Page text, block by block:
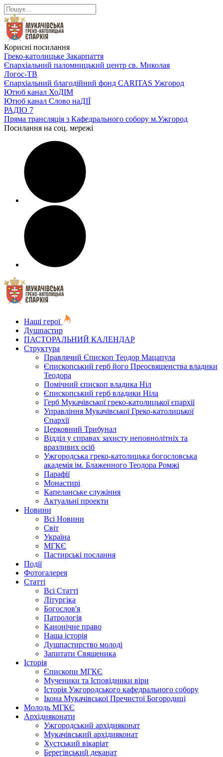
Корисні посилання
Греко-католицьке Закарпаття
Єпархіальний паломницький центр св. Миколая
Логос-ТВ
Єпархіальний благодійний фонд CARITAS Ужгород
Ютюб канал ХоДІМ
Ютюб канал Слово наДІЇ
РАДІО 7
Пряма трансляція з Кафедрального собору м.Ужгород
Посилання на соц. мережі
Наші герої
Душпастир
ПАСТОРАЛЬНИЙ КАЛЕНДАР
Структура
Правлячий Єпископ Теодор Мацапула
Єпископський герб його Преосвященства владики
Теодора
Помічний єпископ владика Ніл
Єпископський герб владики Ніла
Герб Мукачівської греко-католицької єпархії
Управління Мукачівської Греко-католицької
Єпархії
Церковний Трибунал
Відділ у справах захисту неповнолітніх та
вразливих осіб
Ужгородська греко-католицька богословська
академія ім. Блаженного Теодора Ромжі
Парафії
Монастирі
Капеланське служіння
Актуальні проекти
Новини
Всі Новини
Світ
Україна
МГКЄ
Пастирські послання
Події
Фотогалерея
Статті
Всі Статті
Літургіка
Богослов'я
Патрологія
Канонічне право
Наша історія
Душпастирство молоді
Запитати Священика
Історія
Єпископи МГКЄ
Мученики та Ісповідники віри
Історія Ужгородського кафедрального собору
Ікона Мукачівської Пречистої Богородиці
Молодь МГКЄ
Архідияконати
Ужгородський архідияконат
Мукачівський архідияконат
Хустський вікаріат
Берегівський деканат